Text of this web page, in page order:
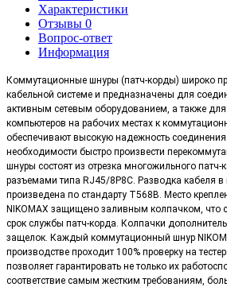
Характеристики
Отзывы 0
Вопрос-ответ
Информация
Коммутационные шнуры (патч-корды) широко
кабельной системе и предназначены для
активным сетевым оборудованием, а также
компьютеров на рабочих местах к
обеспечивают высокую надежность
необходимости быстро произвести
шнуры состоят из отрезка многожильного патч-
разъемами типа RJ45/8P8C. Разводка кабеля
произведена по стандарту T568B. Место
NIKOMAX защищено заливным колпачком, что
срок службы патч-корда. Колпачки
защелок. Каждый коммутационный шнур
производстве проходит 100% проверку на
позволяет гарантировать не только их
соответствие самым жестким требованиям,